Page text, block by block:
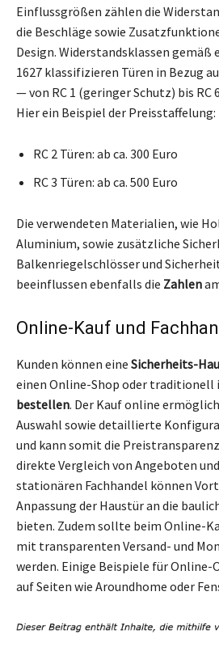
Einflussgrößen zählen die
die Beschläge sowie
Design. Widerstandsklassen gemäß
1627 klassifizieren Türen in Bezug
— von RC 1 (geringer Schutz) bis RC
Hier ein Beispiel der Preisstaffelung:
RC 2 Türen: ab ca. 300 Euro
RC 3 Türen: ab ca. 500 Euro
Die verwendeten Materialien, wie
Aluminium, sowie zusätzliche
Balkenriegelschlösser und
beeinflussen ebenfalls die Zahlen
Online-Kauf und
Kunden können eine Sicherheits-
einen Online-Shop oder traditionell
bestellen. Der Kauf online
Auswahl sowie detaillierte
und kann somit die
direkte Vergleich von Angeboten
stationären Fachhandel können
Anpassung der Haustür an die
bieten. Zudem sollte beim Online-
mit transparenten Versand- und
werden. Einige Beispiele für
auf Seiten wie Aroundhome oder